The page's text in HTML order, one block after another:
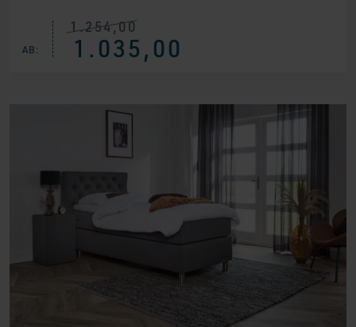
AB:
1.254,00
Ursprünglicher
Preis
war:1.035,00
Aktueller
Preis
ist: